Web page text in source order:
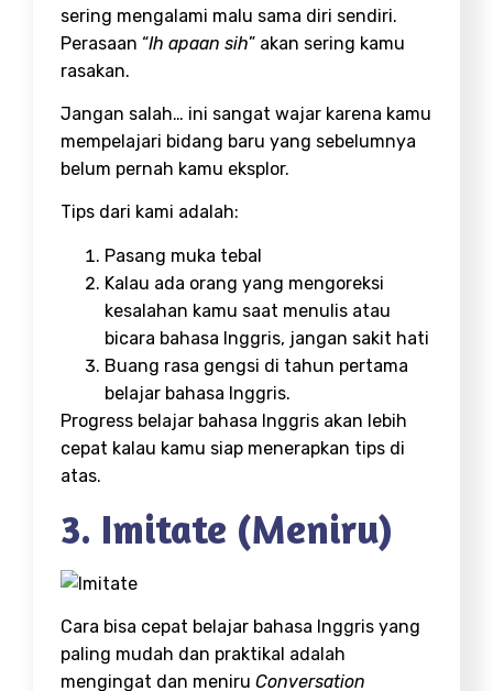
sering mengalami malu sama diri sendiri.
Perasaan “Ih apaan sih” akan sering kamu
rasakan.
Jangan salah… ini sangat wajar karena kamu
mempelajari bidang baru yang sebelumnya
belum pernah kamu eksplor.
Tips dari kami adalah:
Pasang muka tebal
Kalau ada orang yang mengoreksi
kesalahan kamu saat menulis atau
bicara bahasa Inggris, jangan sakit hati
Buang rasa gengsi di tahun pertama
belajar bahasa Inggris.
Progress belajar bahasa Inggris akan lebih
cepat kalau kamu siap menerapkan tips di
atas.
3. Imitate (Meniru)
Cara bisa cepat belajar bahasa Inggris yang
paling mudah dan praktikal adalah
mengingat dan meniru Conversation